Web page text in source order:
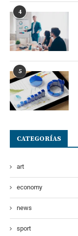
4
5
CATEGORÍAS
art
economy
news
sport